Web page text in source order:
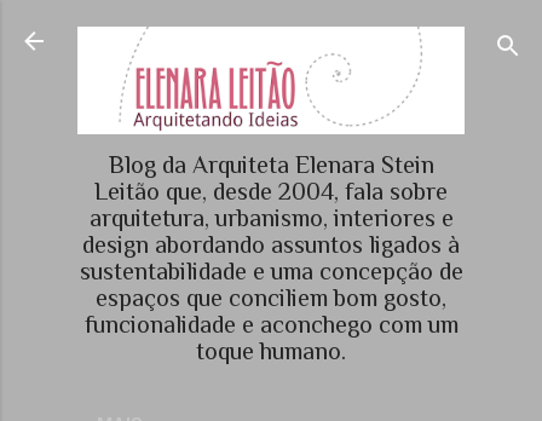
Pular para o conteúdo principal
Blog da Arquiteta Elenara Stein
Leitão que, desde 2004, fala sobre
arquitetura, urbanismo, interiores e
design abordando assuntos ligados à
sustentabilidade e uma concepção de
espaços que conciliem bom gosto,
funcionalidade e aconchego com um
toque humano.